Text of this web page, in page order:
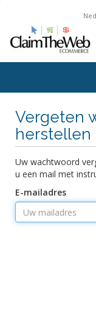
Vergeten
herstellen
Uw wachtwoord
u een mail met
E-mailadres